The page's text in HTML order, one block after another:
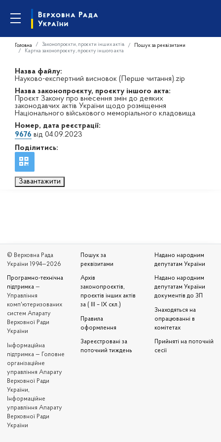
Головна Законопроєкти, проєкти інших актів
Пошук за реквізитами
Картка законопроєкту, проєкту іншого акта
Назва файлу:
Науково-експертний висновок (Перше читання).zip
Назва законопроєкту, проєкту іншого акта:
Проєкт Закону про внесення змін до деяких
законодавчих актів України щодо розміщення
Національного військового меморіального кладовища
Номер, дата реєстрації:
9676 від 04.09.2023
Поділитись:
Завантажити
© Верховна Рада
України 1994—2026
Програмно-технічна
підтримка —
Управління
комп'ютеризованих
систем Апарату
Верховної Ради
України
Iнформаційна
підтримка — Головне
організаційне
управління Апарату
Верховної Ради
України,
Інформаційне
управління Апарату
Верховної Ради
України
Пошук за
реквізитами
Архів
законопроєктів,
проєктів інших актів
за ( III – IX скл.)
Правила
оформлення
Зареєстровані за
поточний тиждень
Надано народним
депутатам України
Надано народним
депутатам України
документів до ЗП
Знаходяться на
опрацюванні в
комітетах
Прийняті на поточній
сесії